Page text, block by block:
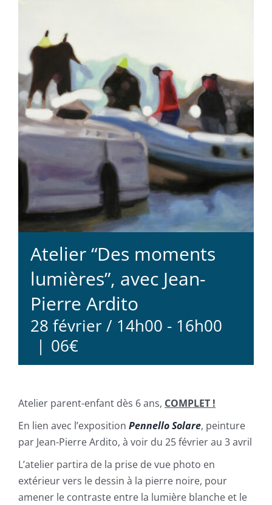
Atelier “Des moments
lumières”, avec Jean-
Pierre Ardito
28 février / 14h00 - 16h00
| 06€
Atelier parent-enfant dès 6 ans, COMPLET !
En lien avec l’exposition Pennello Solare, peinture
par Jean-Pierre Ardito, à voir du 25 février au 3 avril
L’atelier partira de la prise de vue photo en
extérieur vers le dessin à la pierre noire, pour
amener le contraste entre la lumière blanche et le